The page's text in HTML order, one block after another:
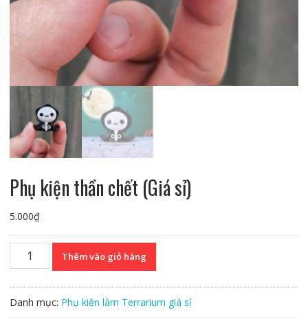
Phụ kiện thần chết (Giá sỉ)
5.000₫
(Giá
Thêm vào giỏ hàng
Danh mục: Phụ kiện làm Terrarium giá sỉ